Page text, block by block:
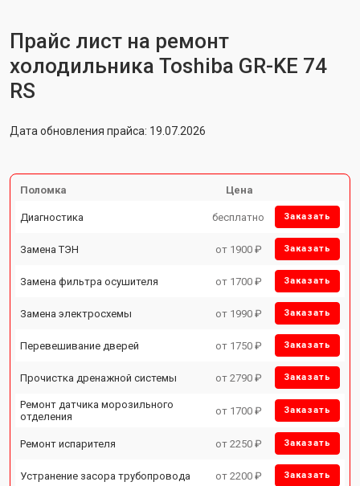
Прайс лист на ремонт
холодильника Toshiba GR-KE 74
RS
Дата обновления прайса: 19.07.2026
Поломка Цена
Диагностика бесплатно Заказать
Замена ТЭН от 1900 ₽ Заказать
Замена фильтра осушителя от 1700 ₽ Заказать
Замена электросхемы от 1990 ₽ Заказать
Перевешивание дверей от 1750 ₽ Заказать
Прочистка дренажной системы от 2790 ₽ Заказать
Ремонт датчика морозильного
отделения
от 1700 ₽ Заказать
Ремонт испарителя от 2250 ₽ Заказать
Устранение засора трубопровода от 2200 ₽ Заказать